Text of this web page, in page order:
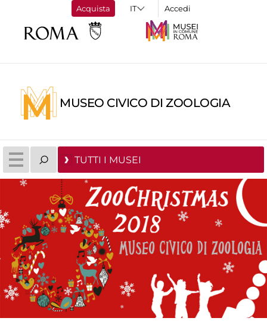
Acquista Accedi
MUSEO CIVICO DI ZOOLOGIA
TUTTI I MUSEI